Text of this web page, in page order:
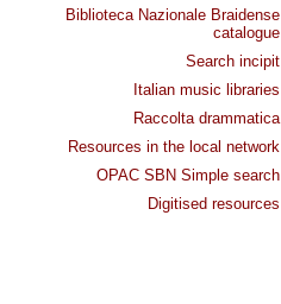
Biblioteca Nazionale Braidense
catalogue
Search incipit
Italian music libraries
Raccolta drammatica
Resources in the local network
OPAC SBN Simple search
Digitised resources